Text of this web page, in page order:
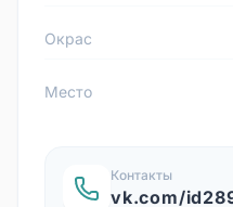
Окрас
Место
Контакты
vk.com/